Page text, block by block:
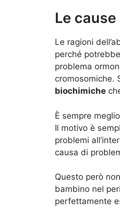
Le
Le ragioni
perché
problema
cromosomiche.
biochimiche
È sempre
Il motivo è
problemi
causa di
Questo però
bambino nel
perfettamente